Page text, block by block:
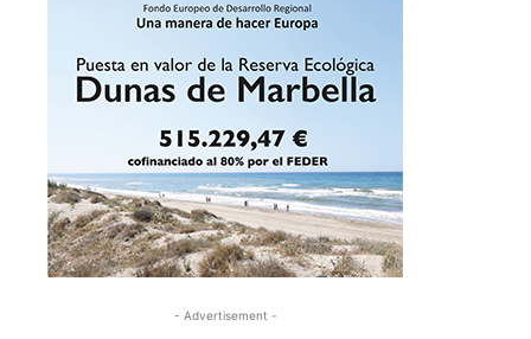
- Advertisement -